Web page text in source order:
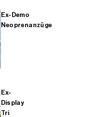
Ex-Demo
Neoprenanzüge
Ex-
Display
Tri